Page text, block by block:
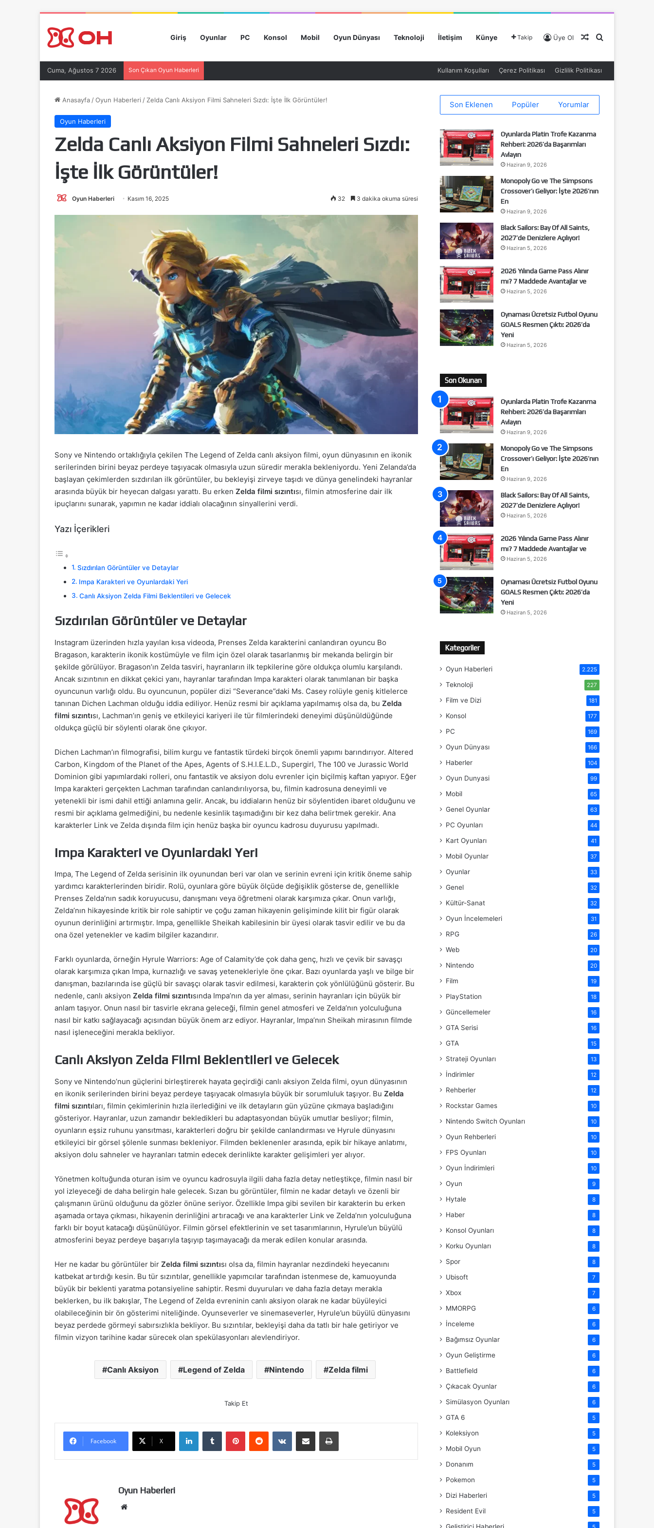
Giriş Oyunlar PC Konsol Mobil Oyun Dünyası Teknoloji İletişim Künye Takip Üye Ol Rastgele Makale
Arama yap ...
Cuma, Ağustos 7 2026 Son Çıkan Oyun Haberleri Kullanım Koşulları Çerez Politikası Gizlilik Politikası
Anasayfa /Oyun Haberleri / Zelda Canlı Aksiyon Filmi Sahneleri Sızdı: İşte İlk Görüntüler!
Oyun Haberleri
Zelda Canlı Aksiyon Filmi Sahneleri Sızdı:
İşte İlk Görüntüler!
Oyun Haberleri Kasım 16, 2025 32 3 dakika okuma süresi
Sony ve Nintendo ortaklığıyla çekilen The Legend of Zelda canlı aksiyon filmi, oyun dünyasının en ikonik
serilerinden birini beyaz perdeye taşıyacak olmasıyla uzun süredir merakla bekleniyordu. Yeni Zelanda’da
başlayan çekimlerden sızdırılan ilk görüntüler, bu bekleyişi zirveye taşıdı ve dünya genelindeki hayranlar
arasında büyük bir heyecan dalgası yarattı. Bu erken Zelda filmi sızıntısı, filmin atmosferine dair ilk
ipuçlarını sunarak, yapımın ne kadar iddialı olacağının sinyallerini verdi.
Yazı İçerikleri
Sızdırılan Görüntüler ve Detaylar
Impa Karakteri ve Oyunlardaki Yeri
Canlı Aksiyon Zelda Filmi Beklentileri ve Gelecek
Sızdırılan Görüntüler ve Detaylar
Instagram üzerinden hızla yayılan kısa videoda, Prenses Zelda karakterini canlandıran oyuncu Bo
Bragason, karakterin ikonik kostümüyle ve film için özel olarak tasarlanmış bir mekanda belirgin bir
şekilde görülüyor. Bragason’ın Zelda tasviri, hayranların ilk tepkilerine göre oldukça olumlu karşılandı.
Ancak sızıntının en dikkat çekici yanı, hayranlar tarafından Impa karakteri olarak tanımlanan bir başka
oyuncunun varlığı oldu. Bu oyuncunun, popüler dizi “Severance”daki Ms. Casey rolüyle geniş kitlelerce
tanınan Dichen Lachman olduğu iddia ediliyor. Henüz resmi bir açıklama yapılmamış olsa da, bu Zelda
filmi sızıntısı, Lachman’ın geniş ve etkileyici kariyeri ile tür filmlerindeki deneyimi düşünüldüğünde
oldukça güçlü bir söylenti olarak öne çıkıyor.
Dichen Lachman’ın filmografisi, bilim kurgu ve fantastik türdeki birçok önemli yapımı barındırıyor. Altered
Carbon, Kingdom of the Planet of the Apes, Agents of S.H.I.E.L.D., Supergirl, The 100 ve Jurassic World
Dominion gibi yapımlardaki rolleri, onu fantastik ve aksiyon dolu evrenler için biçilmiş kaftan yapıyor. Eğer
Impa karakteri gerçekten Lachman tarafından canlandırılıyorsa, bu, filmin kadrosuna deneyimli ve
yetenekli bir ismi dahil ettiği anlamına gelir. Ancak, bu iddiaların henüz bir söylentiden ibaret olduğunu ve
resmi bir açıklama gelmediğini, bu nedenle kesinlik taşımadığını bir kez daha belirtmek gerekir. Ana
karakterler Link ve Zelda dışında film için henüz başka bir oyuncu kadrosu duyurusu yapılmadı.
Impa Karakteri ve Oyunlardaki Yeri
Impa, The Legend of Zelda serisinin ilk oyunundan beri var olan ve serinin evreni için kritik öneme sahip
yardımcı karakterlerinden biridir. Rolü, oyunlara göre büyük ölçüde değişiklik gösterse de, genellikle
Prenses Zelda’nın sadık koruyucusu, danışmanı veya öğretmeni olarak karşımıza çıkar. Onun varlığı,
Zelda’nın hikayesinde kritik bir role sahiptir ve çoğu zaman hikayenin gelişiminde kilit bir figür olarak
oyunun derinliğini artırmıştır. Impa, genellikle Sheikah kabilesinin bir üyesi olarak tasvir edilir ve bu da
ona özel yetenekler ve kadim bilgiler kazandırır.
Farklı oyunlarda, örneğin Hyrule Warriors: Age of Calamity’de çok daha genç, hızlı ve çevik bir savaşçı
olarak karşımıza çıkan Impa, kurnazlığı ve savaş yetenekleriyle öne çıkar. Bazı oyunlarda yaşlı ve bilge bir
danışman, bazılarında ise güçlü bir savaşçı olarak tasvir edilmesi, karakterin çok yönlülüğünü gösterir. Bu
nedenle, canlı aksiyon Zelda filmi sızıntısında Impa’nın da yer alması, serinin hayranları için büyük bir
anlam taşıyor. Onun nasıl bir tasvirle ekrana geleceği, filmin genel atmosferi ve Zelda’nın yolculuğuna
nasıl bir katkı sağlayacağı açısından büyük önem arz ediyor. Hayranlar, Impa’nın Sheikah mirasının filmde
nasıl işleneceğini merakla bekliyor.
Canlı Aksiyon Zelda Filmi Beklentileri ve Gelecek
Sony ve Nintendo’nun güçlerini birleştirerek hayata geçirdiği canlı aksiyon Zelda filmi, oyun dünyasının
en ikonik serilerinden birini beyaz perdeye taşıyacak olmasıyla büyük bir sorumluluk taşıyor. Bu Zelda
filmi sızıntıları, filmin çekimlerinin hızla ilerlediğini ve ilk detayların gün yüzüne çıkmaya başladığını
gösteriyor. Hayranlar, uzun zamandır bekledikleri bu adaptasyondan büyük umutlar besliyor; filmin,
oyunların eşsiz ruhunu yansıtması, karakterleri doğru bir şekilde canlandırması ve Hyrule dünyasını
etkileyici bir görsel şölenle sunması bekleniyor. Filmden beklenenler arasında, epik bir hikaye anlatımı,
aksiyon dolu sahneler ve hayranları tatmin edecek derinlikte karakter gelişimleri yer alıyor.
Yönetmen koltuğunda oturan isim ve oyuncu kadrosuyla ilgili daha fazla detay netleştikçe, filmin nasıl bir
yol izleyeceği de daha belirgin hale gelecek. Sızan bu görüntüler, filmin ne kadar detaylı ve özenli bir
çalışmanın ürünü olduğunu da gözler önüne seriyor. Özellikle Impa gibi sevilen bir karakterin bu erken
aşamada ortaya çıkması, hikayenin derinliğini artıracağı ve ana karakterler Link ve Zelda’nın yolculuğuna
farklı bir boyut katacağı düşünülüyor. Filmin görsel efektlerinin ve set tasarımlarının, Hyrule’un büyülü
atmosferini beyaz perdeye başarıyla taşıyıp taşımayacağı da merak edilen konular arasında.
Her ne kadar bu görüntüler bir Zelda filmi sızıntısı olsa da, filmin hayranlar nezdindeki heyecanını
katbekat artırdığı kesin. Bu tür sızıntılar, genellikle yapımcılar tarafından istenmese de, kamuoyunda
büyük bir beklenti yaratma potansiyeline sahiptir. Resmi duyuruları ve daha fazla detayı merakla
beklerken, bu ilk bakışlar, The Legend of Zelda evreninin canlı aksiyon olarak ne kadar büyüleyici
olabileceğinin bir ön gösterimi niteliğinde. Oyunseverler ve sinemaseverler, Hyrule’un büyülü dünyasını
beyaz perdede görmeyi sabırsızlıkla bekliyor. Bu sızıntılar, bekleyişi daha da tatlı bir hale getiriyor ve
filmin vizyon tarihine kadar sürecek olan spekülasyonları alevlendiriyor.
Canlı Aksiyon Legend of Zelda Nintendo Zelda filmi
Takip Et
Facebook X
Oyun Haberleri
Son Eklenen Popüler Yorumlar
Oyunlarda Platin Trofe Kazanma
Rehberi: 2026’da Başarımları
Avlayın
Haziran 9, 2026
Monopoly Go ve The Simpsons
Crossover’ı Geliyor: İşte 2026’nın
En
Haziran 9, 2026
Black Sailors: Bay Of All Saints,
2027’de Denizlere Açılıyor!
Haziran 5, 2026
2026 Yılında Game Pass Alınır
mı? 7 Maddede Avantajlar ve
Haziran 5, 2026
Oynaması Ücretsiz Futbol Oyunu
GOALS Resmen Çıktı: 2026’da
Yeni
Haziran 5, 2026
Son Okunan
Oyunlarda Platin Trofe Kazanma
Rehberi: 2026’da Başarımları
Avlayın
Haziran 9, 2026
Monopoly Go ve The Simpsons
Crossover’ı Geliyor: İşte 2026’nın
En
Haziran 9, 2026
Black Sailors: Bay Of All Saints,
2027’de Denizlere Açılıyor!
Haziran 5, 2026
2026 Yılında Game Pass Alınır
mı? 7 Maddede Avantajlar ve
Haziran 5, 2026
Oynaması Ücretsiz Futbol Oyunu
GOALS Resmen Çıktı: 2026’da
Yeni
Haziran 5, 2026
Kategoriler
Oyun Haberleri 2.225
Teknoloji 227
Film ve Dizi 181
Konsol 177
PC 169
Oyun Dünyası 166
Haberler 104
Oyun Dunyasi 99
Mobil 65
Genel Oyunlar 63
PC Oyunları 44
Kart Oyunları 41
Mobil Oyunlar 37
Oyunlar 33
Genel 32
Kültür-Sanat 32
Oyun İncelemeleri 31
RPG 26
Web 20
Nintendo 20
Film 19
PlayStation 18
Güncellemeler 16
GTA Serisi 16
GTA 15
Strateji Oyunları 13
İndirimler 12
Rehberler 12
Rockstar Games 10
Nintendo Switch Oyunları 10
Oyun Rehberleri 10
FPS Oyunları 10
Oyun İndirimleri 10
Oyun 9
Hytale 8
Haber 8
Konsol Oyunları 8
Korku Oyunları 8
Spor 8
Ubisoft 7
Xbox 7
MMORPG 6
İnceleme 6
Bağımsız Oyunlar 6
Oyun Geliştirme 6
Battlefield 6
Çıkacak Oyunlar 6
Simülasyon Oyunları 6
GTA 6 5
Koleksiyon 5
Mobil Oyun 5
Donanım 5
Pokemon 5
Dizi Haberleri 5
Resident Evil 5